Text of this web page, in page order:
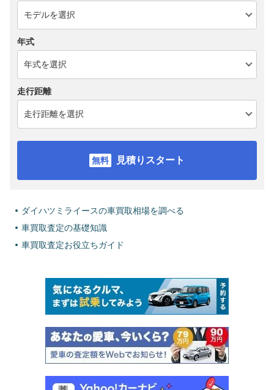
年式
走行距離
見積りスタート
ダイハツミライースの車買取相場を調べる
車買取査定の基礎知識
車買取査定お役立ちガイド